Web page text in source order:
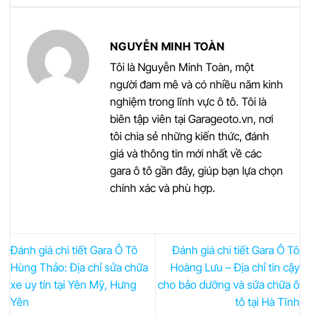
NGUYỄN MINH TOÀN
Tôi là Nguyễn Minh Toàn, một
người đam mê và có nhiều năm kinh
nghiệm trong lĩnh vực ô tô. Tôi là
biên tập viên tại Garageoto.vn, nơi
tôi chia sẻ những kiến thức, đánh
giá và thông tin mới nhất về các
gara ô tô gần đây, giúp bạn lựa chọn
chính xác và phù hợp.
Đánh giá chi tiết Gara Ô Tô
Hùng Thảo: Địa chỉ sửa chữa
xe uy tín tại Yên Mỹ, Hưng
Yên
Đánh giá chi tiết Gara Ô Tô
Hoàng Lưu – Địa chỉ tin cậy
cho bảo dưỡng và sửa chữa ô
tô tại Hà Tĩnh